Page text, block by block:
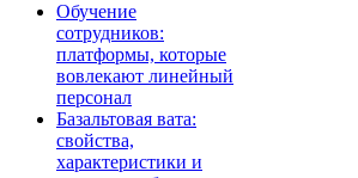
Обучение
сотрудников:
платформы, которые
вовлекают линейный
персонал
Базальтовая вата:
свойства,
характеристики и